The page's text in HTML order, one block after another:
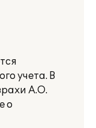
учета. В
А.О.
о